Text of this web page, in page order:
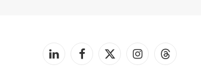
LinkedInFacebook
X
InstagramThreads